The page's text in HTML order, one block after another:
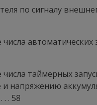
по сигналу
автоматических
таймерных
и напряжению
. . 58